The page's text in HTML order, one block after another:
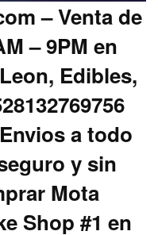
– Venta de
– 9PM en
Edibles,
a todo
y sin
Mota
Shop #1 en